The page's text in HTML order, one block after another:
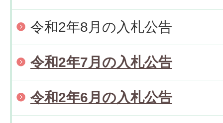
令和2年8月の入札公告
令和2年7月の入札公告
令和2年6月の入札公告